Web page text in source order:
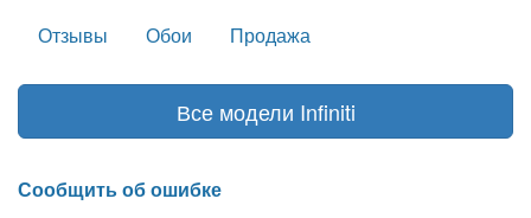
Отзывы
Обои Продажа
Все модели Infiniti
Сообщить об ошибке